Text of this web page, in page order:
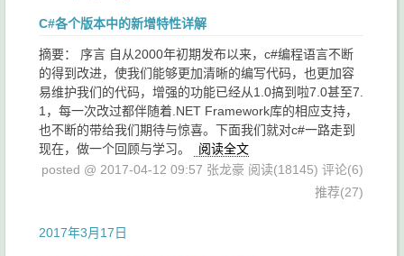
C#各个版本中的新增特性详解
摘要： 序言 自从2000年初期发布以来，c#编程语言不断
的得到改进，使我们能够更加清晰的编写代码，也更加容
易维护我们的代码，增强的功能已经从1.0搞到啦7.0甚至7.
1，每一次改过都伴随着.NET Framework库的相应支持，
也不断的带给我们期待与惊喜。下面我们就对c#一路走到
现在，做一个回顾与学习。
阅读全文
posted @ 2017-04-12 09:57 张龙豪 阅读(18145) 评论(6)
推荐(27)
2017年3月17日